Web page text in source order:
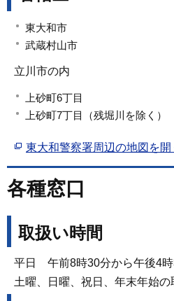
東大和市
武蔵村山市
立川市の内
上砂町6丁目
上砂町7丁目（残堀川を除く）
東大和警察署周辺の地図を開
各種窓口
取扱い時間
平日 午前8時30分から午後4
土曜、日曜、祝日、年末年始の